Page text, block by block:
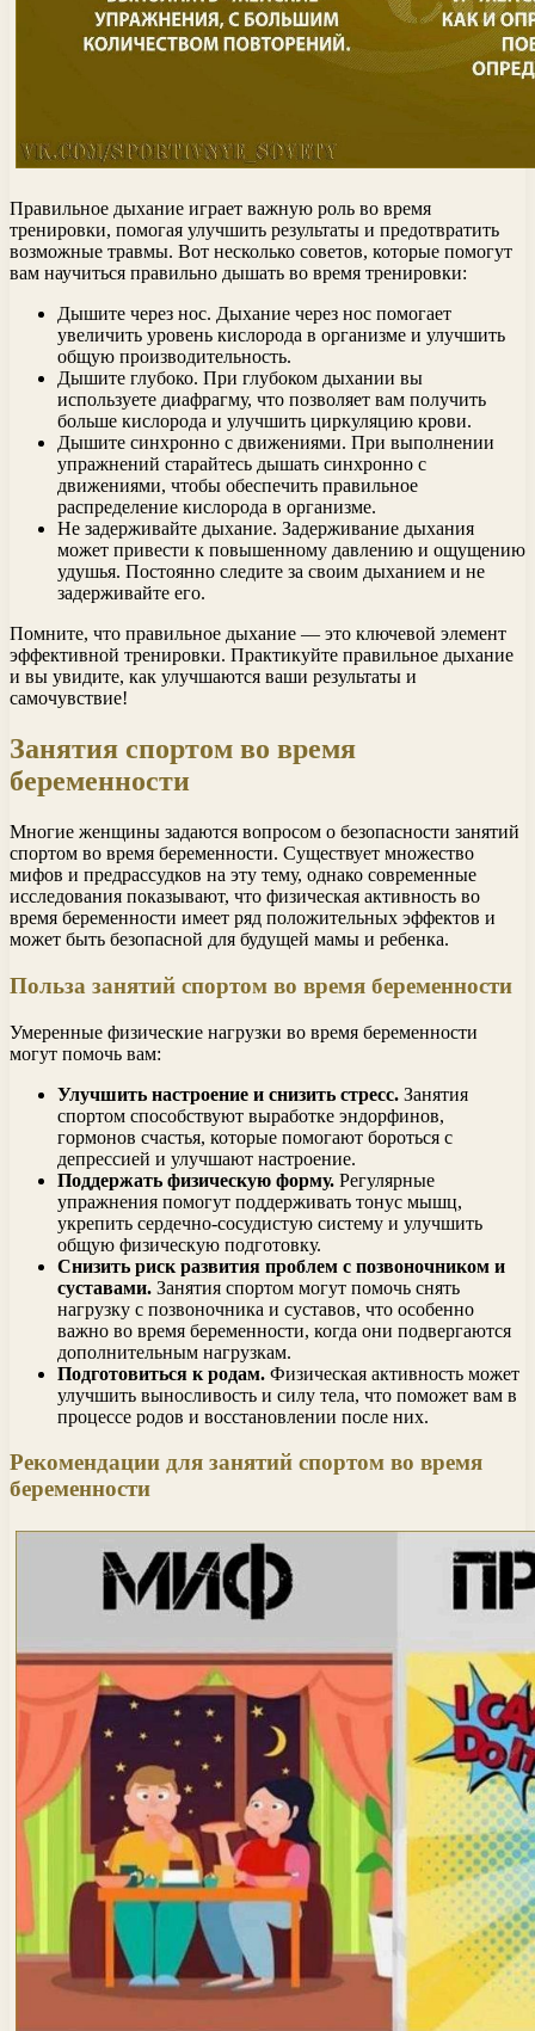
Правильное дыхание играет важную роль во время
тренировки, помогая улучшить результаты и предотвратить
возможные травмы. Вот несколько советов, которые помогут
вам научиться правильно дышать во время тренировки:
Дышите через нос. Дыхание через нос помогает
увеличить уровень кислорода в организме и улучшить
общую производительность.
Дышите глубоко. При глубоком дыхании вы
используете диафрагму, что позволяет вам получить
больше кислорода и улучшить циркуляцию крови.
Дышите синхронно с движениями. При выполнении
упражнений старайтесь дышать синхронно с
движениями, чтобы обеспечить правильное
распределение кислорода в организме.
Не задерживайте дыхание. Задерживание дыхания
может привести к повышенному давлению и ощущению
удушья. Постоянно следите за своим дыханием и не
задерживайте его.
Помните, что правильное дыхание — это ключевой элемент
эффективной тренировки. Практикуйте правильное дыхание
и вы увидите, как улучшаются ваши результаты и
самочувствие!
Занятия спортом во время
беременности
Многие женщины задаются вопросом о безопасности занятий
спортом во время беременности. Существует множество
мифов и предрассудков на эту тему, однако современные
исследования показывают, что физическая активность во
время беременности имеет ряд положительных эффектов и
может быть безопасной для будущей мамы и ребенка.
Польза занятий спортом во время беременности
Умеренные физические нагрузки во время беременности
могут помочь вам:
Улучшить настроение и снизить стресс. Занятия
спортом способствуют выработке эндорфинов,
гормонов счастья, которые помогают бороться с
депрессией и улучшают настроение.
Поддержать физическую форму. Регулярные
упражнения помогут поддерживать тонус мышц,
укрепить сердечно-сосудистую систему и улучшить
общую физическую подготовку.
Снизить риск развития проблем с позвоночником и
суставами. Занятия спортом могут помочь снять
нагрузку с позвоночника и суставов, что особенно
важно во время беременности, когда они подвергаются
дополнительным нагрузкам.
Подготовиться к родам. Физическая активность может
улучшить выносливость и силу тела, что поможет вам в
процессе родов и восстановлении после них.
Рекомендации для занятий спортом во время
беременности